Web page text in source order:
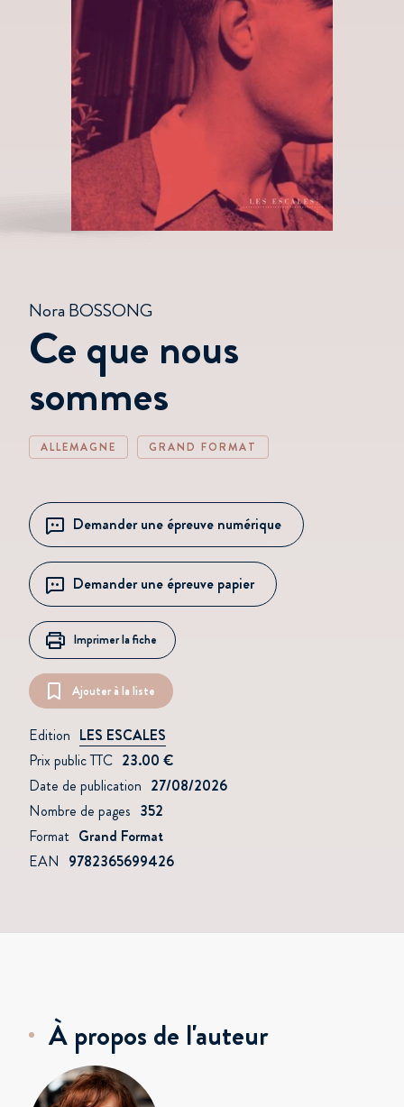
Nora BOSSONG
Ce que nous
sommes
ALLEMAGNE GRAND FORMAT
Demander une épreuve numérique
Demander une épreuve papier
Imprimer la fiche
Ajouter à la liste
Edition LES ESCALES
Prix public TTC 23.00 €
Date de publication 27/08/2026
Nombre de pages 352
Format Grand Format
EAN 9782365699426
À propos de l'auteur